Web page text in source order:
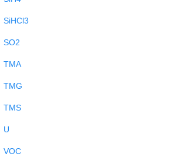
SiHCl3
SO2
TMA
TMG
TMS
U
VOC